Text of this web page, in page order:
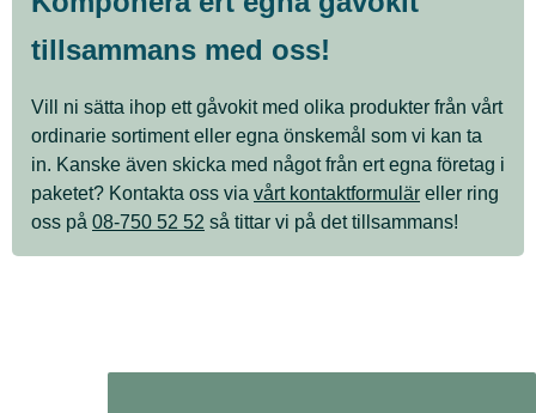
tillsammans med oss!
Vill ni sätta ihop ett gåvokit med olika produkter från vårt
ordinarie sortiment eller egna önskemål som vi kan ta
in. Kanske även skicka med något från ert egna företag i
paketet? Kontakta oss via vårt kontaktformulär eller ring
oss på 08-750 52 52 så tittar vi på det tillsammans!